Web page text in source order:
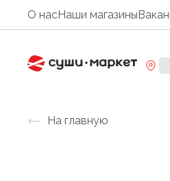
О насНаши магазины
На главную